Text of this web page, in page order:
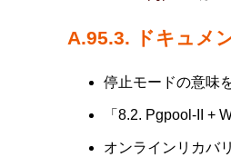
A.95.3. ドキュメ
停止モードの意味
「8.2. Pgpool-II +
オンラインリカバ